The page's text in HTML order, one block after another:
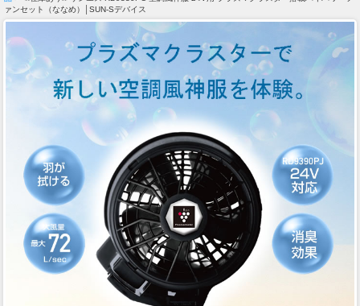
ァンセット（ななめ）│SUN-Sデバイス